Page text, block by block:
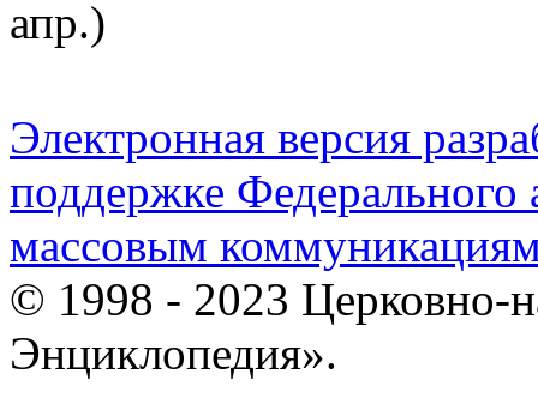
апр.)
Электронная версия
поддержке Федерального
массовым
© 1998 - 2023 Церковно-
Энциклопедия».